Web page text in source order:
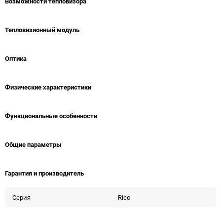
Тепловизионный модуль
Оптика
Физические характеристики
Функциональные особенности
Общие параметры
Гарантия и производитель
Серия Rico